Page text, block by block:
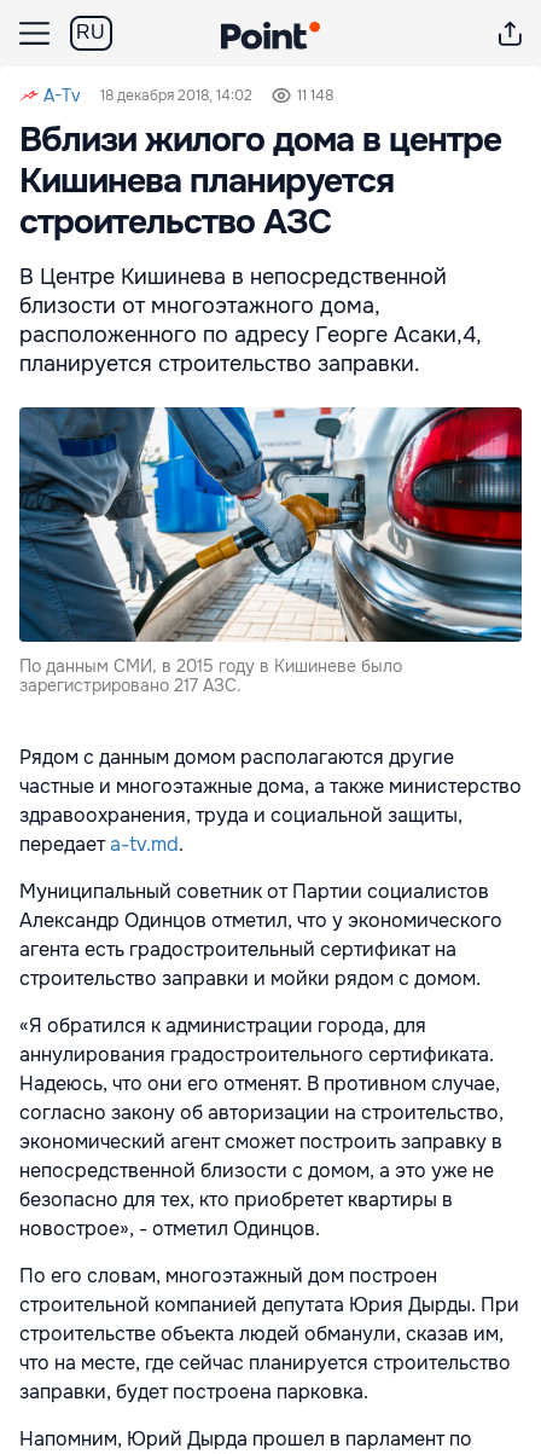
RU
A-Tv 18 декабря 2018, 14:02 11 148
Вблизи жилого дома в центре
Кишинева планируется
строительство АЗС
В Центре Кишинева в непосредственной
близости от многоэтажного дома,
расположенного по адресу Георге Асаки,4,
планируется строительство заправки.
По данным СМИ, в 2015 году в Кишиневе было
зарегистрировано 217 АЗС.
Рядом с данным домом располагаются другие
частные и многоэтажные дома, а также министерство
здравоохранения, труда и социальной защиты,
передаетa-tv.md.
Муниципальный советник от Партии социалистов
Александр Одинцов отметил, что у экономического
агента есть градостроительный сертификат на
строительство заправки и мойки рядом с домом.
«Я обратился к администрации города, для
аннулирования градостроительного сертификата.
Надеюсь, что они его отменят. В противном случае,
согласно закону об авторизации на строительство,
экономический агент сможет построить заправку в
непосредственной близости с домом, а это уже не
безопасно для тех, кто приобретет квартиры в
новострое», - отметил Одинцов.
По его словам, многоэтажный дом построен
строительной компанией депутата Юрия Дырды. При
строительстве объекта людей обманули, сказав им,
что на месте, где сейчас планируется строительство
заправки, будет построена парковка.
Напомним, Юрий Дырда прошел в парламент по